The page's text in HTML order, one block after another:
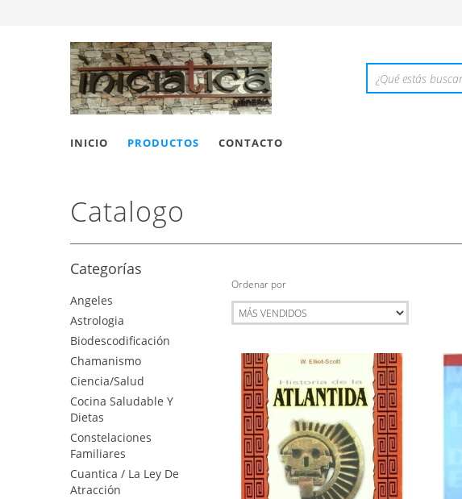
INICIO PRODUCTOS CONTACTO
Catalogo
Categorías
Angeles
Astrologia
Biodescodificación
Chamanismo
Ciencia/Salud
Cocina Saludable Y
Dietas
Constelaciones
Familiares
Cuantica / La Ley De
Atracción
Ordenar por